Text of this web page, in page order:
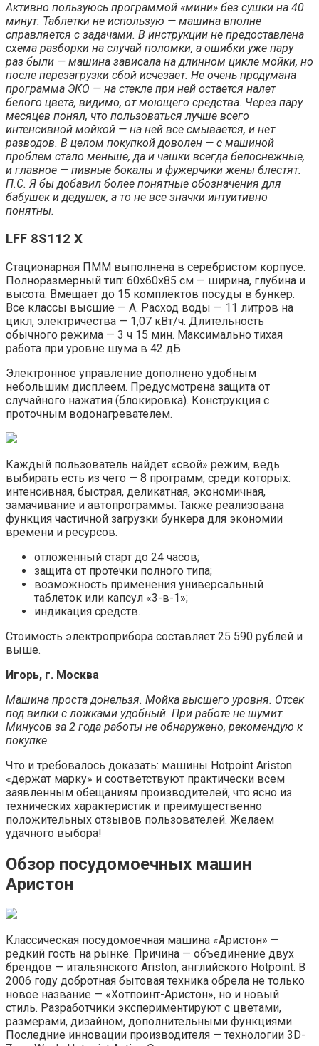
Активно пользуюсь программой «мини» без сушки на 40
минут. Таблетки не использую — машина вполне
справляется с задачами. В инструкции не предоставлена
схема разборки на случай поломки, а ошибки уже пару
раз были — машина зависала на длинном цикле мойки, но
после перезагрузки сбой исчезает. Не очень продумана
программа ЭКО — на стекле при ней остается налет
белого цвета, видимо, от моющего средства. Через пару
месяцев понял, что пользоваться лучше всего
интенсивной мойкой — на ней все смывается, и нет
разводов. В целом покупкой доволен — с машиной
проблем стало меньше, да и чашки всегда белоснежные,
и главное — пивные бокалы и фужерчики жены блестят.
П.С. Я бы добавил более понятные обозначения для
бабушек и дедушек, а то не все значки интуитивно
понятны.
LFF 8S112 X
Стационарная ПММ выполнена в серебристом корпусе.
Полноразмерный тип: 60x60x85 см — ширина, глубина и
высота. Вмещает до 15 комплектов посуды в бункер.
Все классы высшие — А. Расход воды — 11 литров на
цикл, электричества — 1,07 кВт/ч. Длительность
обычного режима — 3 ч 15 мин. Максимально тихая
работа при уровне шума в 42 дБ.
Электронное управление дополнено удобным
небольшим дисплеем. Предусмотрена защита от
случайного нажатия (блокировка). Конструкция с
проточным водонагревателем.
Каждый пользователь найдет «свой» режим, ведь
выбирать есть из чего — 8 программ, среди которых:
интенсивная, быстрая, деликатная, экономичная,
замачивание и автопрограммы. Также реализована
функция частичной загрузки бункера для экономии
времени и ресурсов.
отложенный старт до 24 часов;
защита от протечки полного типа;
возможность применения универсальный
таблеток или капсул «3-в-1»;
индикация средств.
Стоимость электроприбора составляет 25 590 рублей и
выше.
Игорь, г. Москва
Машина проста донельзя. Мойка высшего уровня. Отсек
под вилки с ложками удобный. При работе не шумит.
Минусов за 2 года работы не обнаружено, рекомендую к
покупке.
Что и требовалось доказать: машины Hotpoint Ariston
«держат марку» и соответствуют практически всем
заявленным обещаниям производителей, что ясно из
технических характеристик и преимущественно
положительных отзывов пользователей. Желаем
удачного выбора!
Обзор посудомоечных машин
Аристон
Классическая посудомоечная машина «Аристон» —
редкий гость на рынке. Причина — объединение двух
брендов — итальянского Ariston, английского Hotpoint. В
2006 году добротная бытовая техника обрела не только
новое название — «Хотпоинт-Аристон», но и новый
стиль. Разработчики экспериментируют с цветами,
размерами, дизайном, дополнительными функциями.
Последние инновации производителя — технологии 3D-